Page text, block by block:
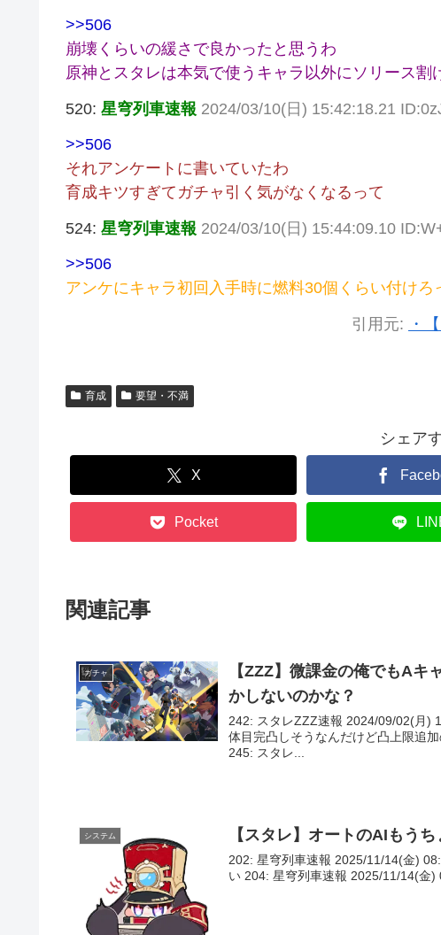
>>506
崩壊くらいの緩さで良かったと思うわ
原神とスタレは本気で使うキャラ以外にソリース割
520: 星穹列車速報 2024/03/10(日) 15:42:18.21
>>506
それアンケートに書いていたわ
育成キツすぎてガチャ引く気がなくなるって
524: 星穹列車速報 2024/03/10(日) 15:44:09.10
>>506
アンケにキャラ初回入手時に燃料30個くらい付けろ
引用元: ・
育成 要望・不満
シェア
X
Pocket
関連記事
ガチャ
【ZZZ】微課金の俺でもAキ
かしないのかな？
242: スタレZZZ速報 2024/09/02(月)
体目完凸しそうなんだけど凸上限追
245: スタレ...
システム 【スタレ】オートのAIもうち
202: 星穹列車速報 2025/11/14(金)
い 204: 星穹列車速報 2025/11/14(金)